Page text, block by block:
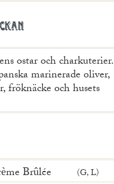
ostar och charkuterier.
marinerade oliver,
fröknäcke och husets
Brûlée G, L